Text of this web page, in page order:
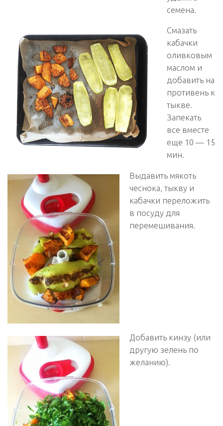
семена.
Смазать
кабачки
оливковым
маслом и
добавить на
противень к
тыкве.
Запекать
все вместе
еще 10 — 15
мин.
Выдавить мякоть
чеснока, тыкву и
кабачки переложить
в посуду для
перемешивания.
Добавить кинзу (или
другую зелень по
желанию).